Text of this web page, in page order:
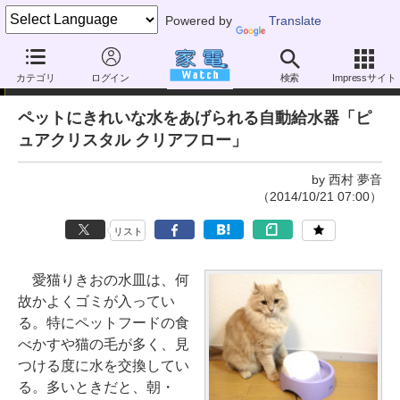
Powered by Translate
カテゴリ ログイン 検索 Impressサイト
家電製品ミニレビュー
ペットにきれいな水をあげられる自動給水器「ピ
ュアクリスタル クリアフロー」
by 西村 夢音
（2014/10/21 07:00）
リスト
愛猫りきおの水皿は、何
故かよくゴミが入ってい
る。特にペットフードの食
べかすや猫の毛が多く、見
つける度に水を交換してい
る。多いときだと、朝・